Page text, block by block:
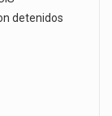
detenidos